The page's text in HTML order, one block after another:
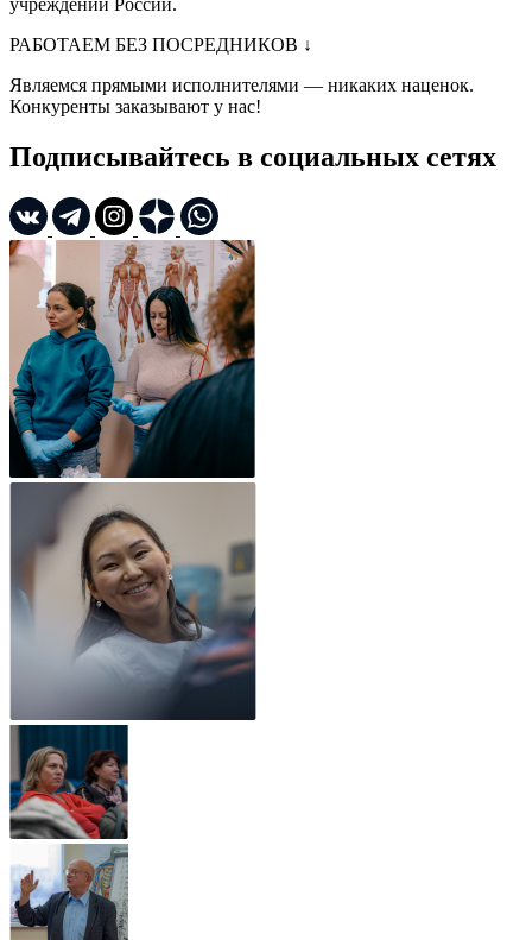
учреждений России.
РАБОТАЕМ БЕЗ ПОСРЕДНИКОВ ↓
Являемся прямыми исполнителями — никаких наценок.
Конкуренты заказывают у нас!
Подписывайтесь в социальных сетях